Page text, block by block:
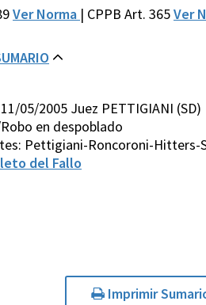
Ver Norma | CPPB Art. 365Ver
05/2005 Juez PETTIGIANI (SD)
en despoblado
Pettigiani-Roncoroni-Hitters-
del Fallo
Imprimir